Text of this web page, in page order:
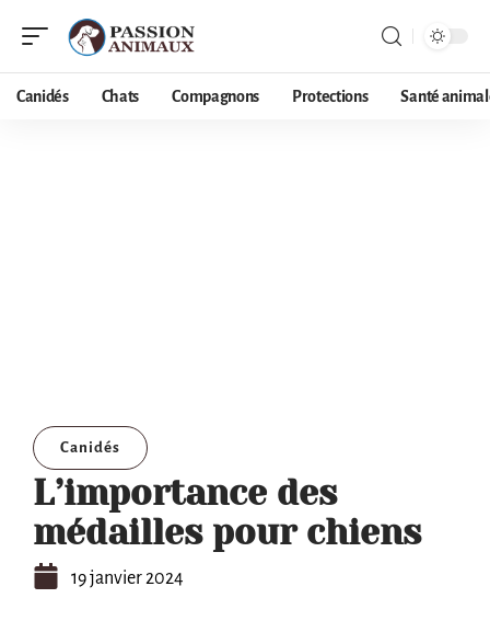
Canidés Chats Compagnons Protections Santé
Canidés
L’importance des
médailles pour chiens
19 janvier 2024